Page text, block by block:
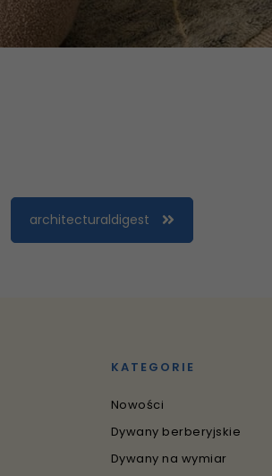
architecturaldigest
KATEGORIE
Nowości
Dywany berberyjskie
Dywany na wymiar